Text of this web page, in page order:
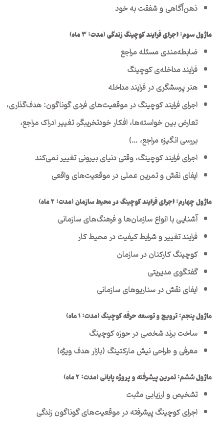
ذهن‌‌آگاهی و شفقت به خود
ماژول سوم: اجرای فرایند کوچینگ زندگی (مدت: ۳ ماه)
ضابطه‌مندی مسئله مراجع
فرایند مداخله‌ی کوچینگ
هنر پرسشگری در فرایند مداخله
اجرای فرایند کوچینگ در موقعیت‌های فردی گوناگون: هدف‌گذاری،
تعارض بین خواسته‌ها، افکار خودتخریبگر، تغییر ادراک مراجع،
بررسی انگیزه مراجع، …)
اجرای فرایند کوچینگ، وقتی دنیای بیرونی تغییر نمی‌کند
ایفای نقش و تمرین عملی در موقعیت‌های واقعی
ماژول چهارم: اجرای فرایند کوچینگ در محیط سازمان (مدت: ۲ماه)
آشنایی با انواع سازمان‌ها و فرهنگ‌های سازمانی
فرایند تغییر و شرایط کیفیت در محیط کار
کوچینگ کارکنان در سازمان
گفتگوی مدیریتی
ایفای نقش در سناریوهای سازمانی
ماژول پنجم: ترویج و توسعه حرفه کوچینگ (مدت: ۱ ماه)
ساخت برند شخصی در حوزه کوچینگ
معرفی و طراحی نیش مارکتینگ (بازار هدف ویژه)
ماژول ششم: تمرین پیشرفته و پروژه پایانی (مدت: ۲ ماه)
تشخیص و ارزیابی مثبت
اجرای کوچینگ پیشرفته در موقعیت‌های گوناگون زندگی